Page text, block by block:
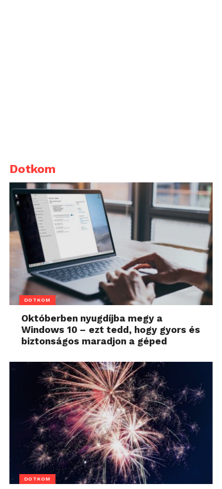
Dotkom
DOTKOM
Októberben nyugdíjba megy a
Windows 10 – ezt tedd, hogy gyors és
biztonságos maradjon a géped
DOTKOM